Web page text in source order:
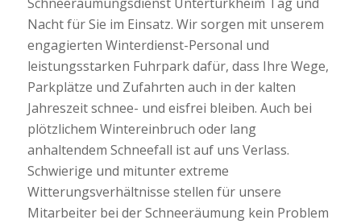
Schneeräumungsdienst Untertürkheim Tag und
Nacht für Sie im Einsatz. Wir sorgen mit unserem
engagierten Winterdienst-Personal und
leistungsstarken Fuhrpark dafür, dass Ihre Wege,
Parkplätze und Zufahrten auch in der kalten
Jahreszeit schnee- und eisfrei bleiben. Auch bei
plötzlichem Wintereinbruch oder lang
anhaltendem Schneefall ist auf uns Verlass.
Schwierige und mitunter extreme
Witterungsverhältnisse stellen für unsere
Mitarbeiter bei der Schneeräumung kein Problem